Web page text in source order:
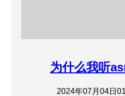
为什么我听
2024年07月04日